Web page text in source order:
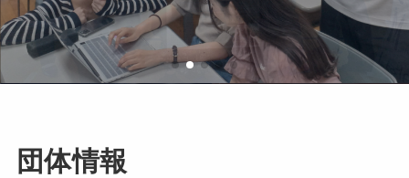
団体情報